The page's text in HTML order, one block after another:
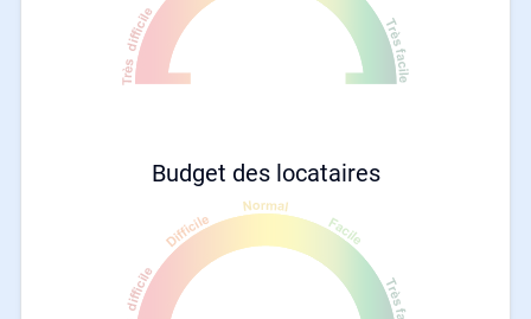
Budget des locataires